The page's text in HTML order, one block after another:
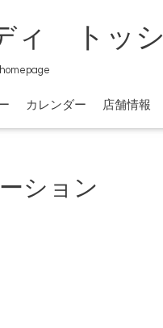
ィ トッシ
カレンダー 店舗情報
ション